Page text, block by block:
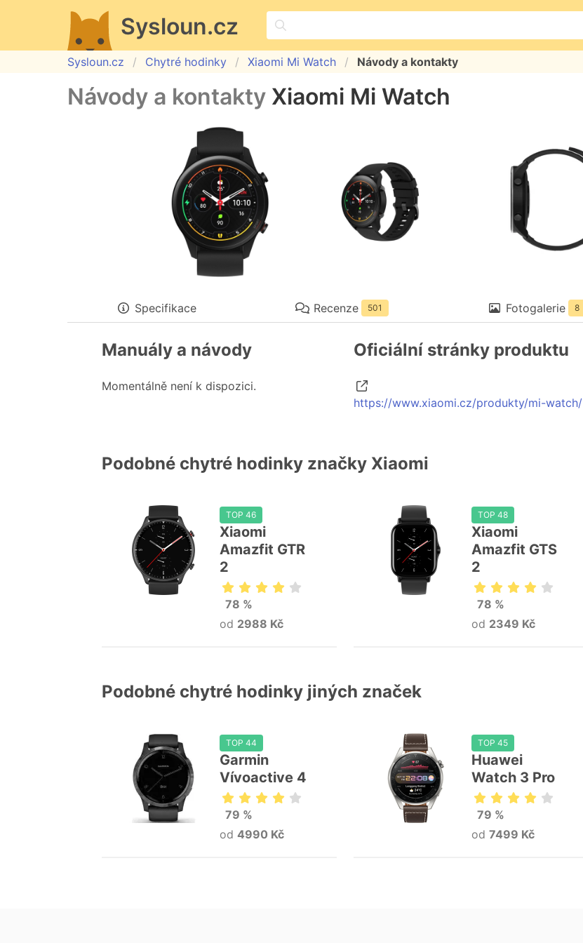
Sysloun.cz
Sysloun.cz Chytré hodinky Xiaomi Mi Watch Návody a kontakty
Návody a kontakty Xiaomi Mi Watch
Specifikace Recenze 501 Fotogalerie 8
Manuály a návody
Momentálně není k dispozici.
Oficiální stránky produktu
https://www.xiaomi.cz/produkty/mi-watch/
Podobné chytré hodinky značky Xiaomi
TOP 46
Xiaomi
Amazfit GTR
2
78 %
od 2988 Kč
TOP 48
Xiaomi
Amazfit GTS
2
78 %
od 2349 Kč
Podobné chytré hodinky jiných značek
TOP 44
Garmin
Vívoactive 4
79 %
od 4990 Kč
TOP 45
Huawei
Watch 3 Pro
79 %
od7499 Kč